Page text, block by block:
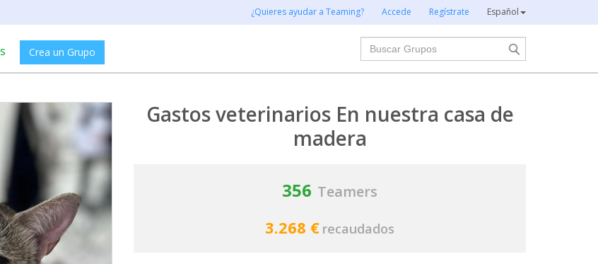
¿Quieres ayudar a Teaming? Accede Regístrate Español
Crea un Grupo
Buscar
Gastos veterinarios En nuestra casa de
madera
356 Teamers
3.268 € recaudados